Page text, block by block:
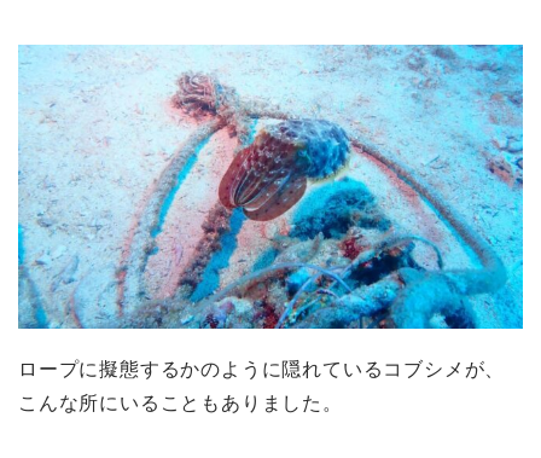
ロープに擬態するかのように隠れているコブシメが、
こんな所にいることもありました。